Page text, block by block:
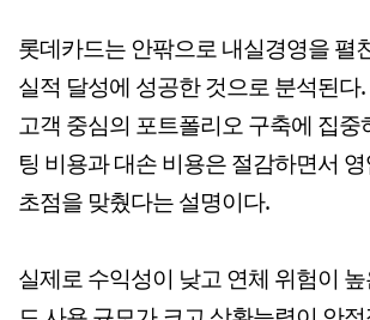
롯데카드는 안팎으로 내실경영을 펼
실적 달성에 성공한 것으로 분석된다
고객 중심의 포트폴리오 구축에 집중
팅 비용과 대손 비용은 절감하면서
초점을 맞췄다는 설명이다.
실제로 수익성이 낮고 연체 위험이